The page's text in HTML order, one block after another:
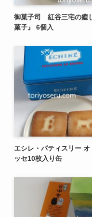
御菓子司 紅谷三宅の癒
菓子』 6個入
エシレ・パティスリー
ッセ10枚入り缶